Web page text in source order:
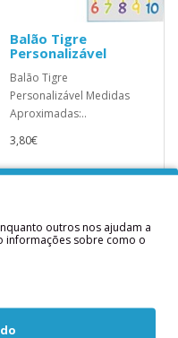
Balão Tigre
Personalizável
Balão Tigre
Personalizável Medidas
Aproximadas:..
3,80€
outros nos ajudam a
informações sobre como o